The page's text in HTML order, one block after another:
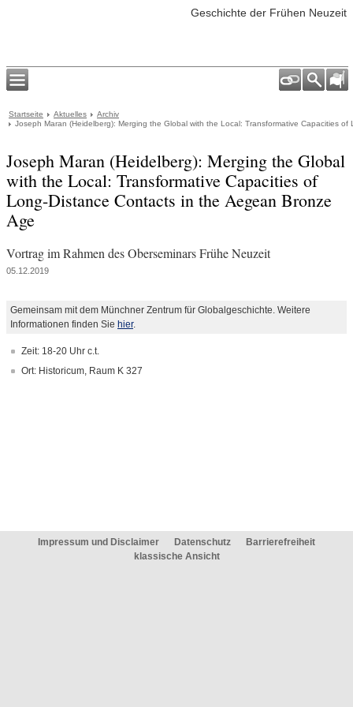
Geschichte der Frühen Neuzeit
Startseite Aktuelles
Archiv
Joseph Maran (Heidelberg): Merging the Global with the Local: Transformative Capacities
Joseph Maran (Heidelberg): Merging the Global
with the Local: Transformative Capacities of
Long-Distance Contacts in the Aegean Bronze
Age
Vortrag im Rahmen des Oberseminars Frühe Neuzeit
05.12.2019
Gemeinsam mit dem Münchner Zentrum für Globalgeschichte. Weitere
Informationen finden Sie hier.
Zeit: 18-20 Uhr c.t.
Ort: Historicum, Raum K 327
Impressum und Disclaimer Datenschutz
Barrierefreiheit
klassische Ansicht